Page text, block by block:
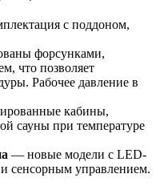
с поддоном,
форсунками,
что позволяет
Рабочее давление в
кабины,
сауны при температуре
— новые модели с LED-
сенсорным управлением.